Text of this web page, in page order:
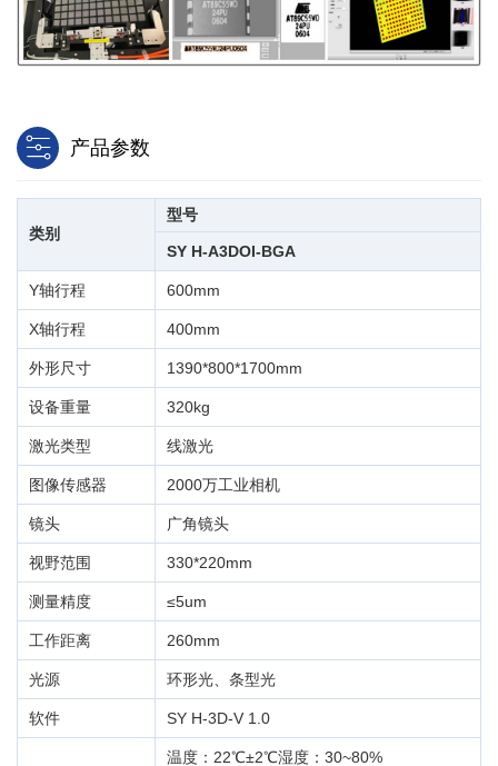
产品参数
类别
型号
SY H-A3DOI-BGA
Y轴行程 600mm
X轴行程 400mm
外形尺寸 1390*800*1700mm
设备重量 320kg
激光类型 线激光
图像传感器 2000万工业相机
镜头 广角镜头
视野范围 330*220mm
测量精度 ≤5um
工作距离 260mm
光源 环形光、条型光
软件 SY H-3D-V 1.0
温度：22℃±2℃湿度：30~80%